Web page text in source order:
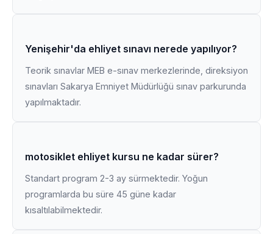
Yenişehir'da ehliyet sınavı nerede yapılıyor?
Teorik sınavlar MEB e-sınav merkezlerinde, direksiyon
sınavları Sakarya Emniyet Müdürlüğü sınav parkurunda
yapılmaktadır.
motosiklet ehliyet kursu ne kadar sürer?
Standart program 2-3 ay sürmektedir. Yoğun
programlarda bu süre 45 güne kadar
kısaltılabilmektedir.